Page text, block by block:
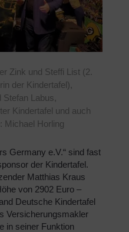
Zink und Steffi List (2.
der Kindertafel),
Stefan Labus,
Kindertafel und auch
Michael Horling
Germany e.V.“ sind fast
der Kindertafel.
Matthias Kraus
von 2902 Euro –
Deutsche Kindertafel
Versicherungsmakler
in seiner Funktion